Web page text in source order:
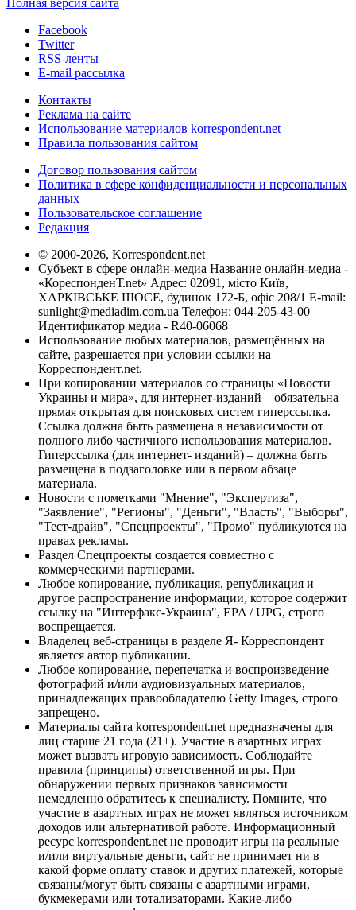
Facebook
Twitter
RSS-ленты
E-mail рассылка
Контакты
Реклама на сайте
Использование материалов korrespondent.net
Правила пользования сайтом
Договор пользования сайтом
Политика в сфере конфиденциальности и персональных
данных
Пользовательское соглашение
Редакция
© 2000-2026, Korrespondent.net
Субъект в сфере онлайн-медиа Название онлайн-медиа -
«КореспонденТ.net» Адрес: 02091, місто Київ,
ХАРКІВСЬКЕ ШОСЕ, будинок 172-Б, офіс 208/1 E-mail:
sunlight@mediadim.com.ua Телефон: 044-205-43-00
Идентификатор медиа - R40-06068
Использование любых материалов, размещённых на
сайте, разрешается при условии ссылки на
Корреспондент.net.
При копировании материалов со страницы «Новости
Украины и мира», для интернет-изданий – обязательна
прямая открытая для поисковых систем гиперссылка.
Ссылка должна быть размещена в независимости от
полного либо частичного использования материалов.
Гиперссылка (для интернет- изданий) – должна быть
размещена в подзаголовке или в первом абзаце
материала.
Новости с пометками "Мнение", "Экспертиза",
"Заявление", "Регионы", "Деньги", "Власть", "Выборы",
"Тест-драйв", "Спецпроекты", "Промо" публикуются на
правах рекламы.
Раздел Спецпроекты создается совместно с
коммерческими партнерами.
Любое копирование, публикация, републикация и
другое распространение информации, которое содержит
ссылку на "Интерфакс-Украина", EPA / UPG, строго
воспрещается.
Владелец веб-страницы в разделе Я- Корреспондент
является автор публикации.
Любое копирование, перепечатка и воспроизведение
фотографий и/или аудиовизуальных материалов,
принадлежащих правообладателю Getty Images, строго
запрещено.
Материалы сайта korrespondent.net предназначены для
лиц старше 21 года (21+). Участие в азартных играх
может вызвать игровую зависимость. Соблюдайте
правила (принципы) ответственной игры. При
обнаружении первых признаков зависимости
немедленно обратитесь к специалисту. Помните, что
участие в азартных играх не может являться источником
доходов или альтернативой работе. Информационный
ресурс korrespondent.net не проводит игры на реальные
и/или виртуальные деньги, сайт не принимает ни в
какой форме оплату ставок и других платежей, которые
связаны/могут быть связаны с азартными играми,
букмекерами или тотализаторами. Какие-либо